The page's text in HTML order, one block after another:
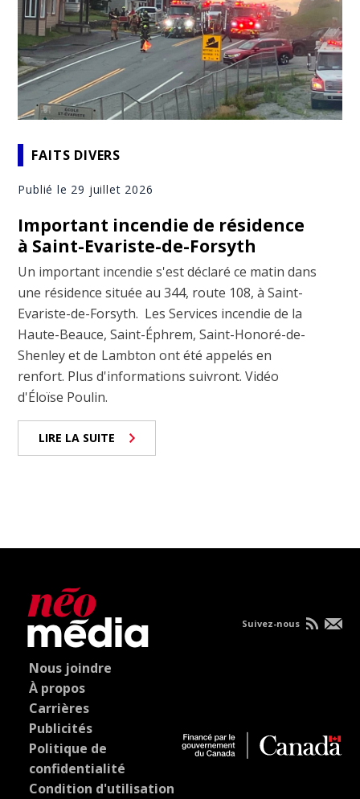
FAITS DIVERS
Publié le 29 juillet 2026
Important incendie de résidence
à Saint-Evariste-de-Forsyth
Un important incendie s'est déclaré ce matin dans
une résidence située au 344, route 108, à Saint-
Evariste-de-Forsyth. Les Services incendie de la
Haute-Beauce, Saint-Éphrem, Saint-Honoré-de-
Shenley et de Lambton ont été appelés en
renfort. Plus d'informations suivront. Vidéo
d'Éloïse Poulin.
LIRE LA SUITE
Nous joindre
À propos
Carrières
Publicités
Politique de
confidentialité
Condition d'utilisation
Suivez-nous